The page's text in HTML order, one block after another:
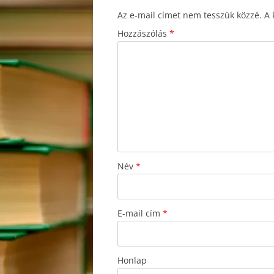
Az e-mail címet nem tesszük közzé. A
Hozzászólás *
Név *
E-mail cím *
Honlap